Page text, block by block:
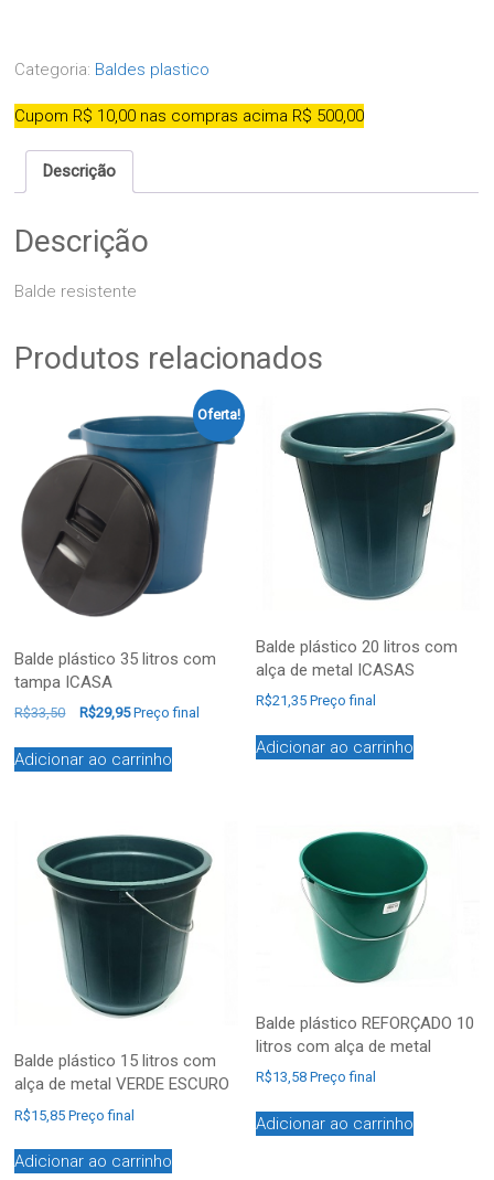
Categoria: Baldes plastico
Cupom R$ 10,00 nas compras acima R$ 500,00
Descrição
Descrição
Balde resistente
Produtos relacionados
Oferta!
Balde plástico 35 litros com
tampa ICASA
R$33,50 R$29,95 Preço final
Adicionar ao carrinho
Balde plástico 20 litros com
alça de metal ICASAS
R$21,35 Preço final
Adicionar ao carrinho
Balde plástico 15 litros com
alça de metal VERDE ESCURO
R$15,85 Preço final
Adicionar ao carrinho
Balde plástico REFORÇADO 10
litros com alça de metal
R$13,58 Preço final
Adicionar ao carrinho